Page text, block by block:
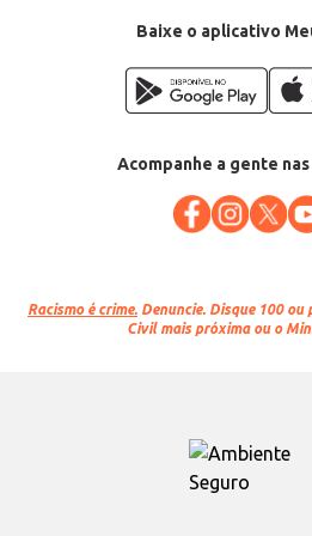
Baixe o aplicativo
Acompanhe a gente
Racismo é crime. Denuncie. Disque 100
Civil mais próxima ou o